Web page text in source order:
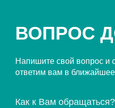
ВОПРОС
Напишите свой вопрос и
ответим вам в
Как к Вам обращаться?